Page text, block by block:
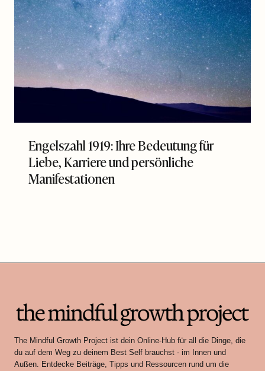
Engelszahl 1919: Ihre Bedeutung für
Liebe, Karriere und persönliche
Manifestationen
The Mindful Growth Project ist dein Online-Hub für all die Dinge, die
du auf dem Weg zu deinem Best Self brauchst - im Innen und
Außen. Entdecke Beiträge, Tipps und Ressourcen rund um die